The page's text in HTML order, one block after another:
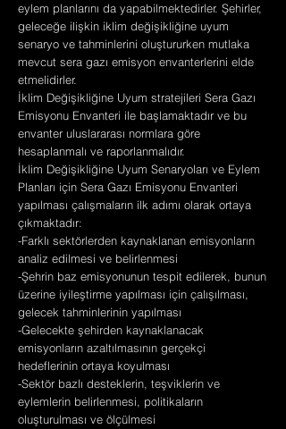
eylem planlarını da yapabilmektedirler. Şehirler,
geleceğe ilişkin iklim değişikliğine uyum
senaryo ve tahminlerini oluştururken mutlaka
mevcut sera gazı emisyon envanterlerini elde
etmelidirler.
İklim Değişikliğine Uyum stratejileri Sera Gazı
Emisyonu Envanteri ile başlamaktadır ve bu
envanter uluslararası normlara göre
hesaplanmalı ve raporlanmalıdır.
İklim Değişikliğine Uyum Senaryoları ve Eylem
Planları için Sera Gazı Emisyonu Envanteri
yapılması çalışmaların ilk adımı olarak ortaya
çıkmaktadır:
-Farklı sektörlerden kaynaklanan emisyonların
analiz edilmesi ve belirlenmesi
-Şehrin baz emisyonunun tespit edilerek, bunun
üzerine iyileştirme yapılması için çalışılması,
gelecek tahminlerinin yapılması
-Gelecekte şehirden kaynaklanacak
emisyonların azaltılmasının gerçekçi
hedeflerinin ortaya koyulması
-Sektör bazlı desteklerin, teşviklerin ve
eylemlerin belirlenmesi, politikaların
oluşturulması ve ölçülmesi